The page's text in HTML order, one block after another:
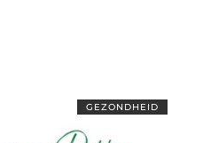
GEZONDHEID